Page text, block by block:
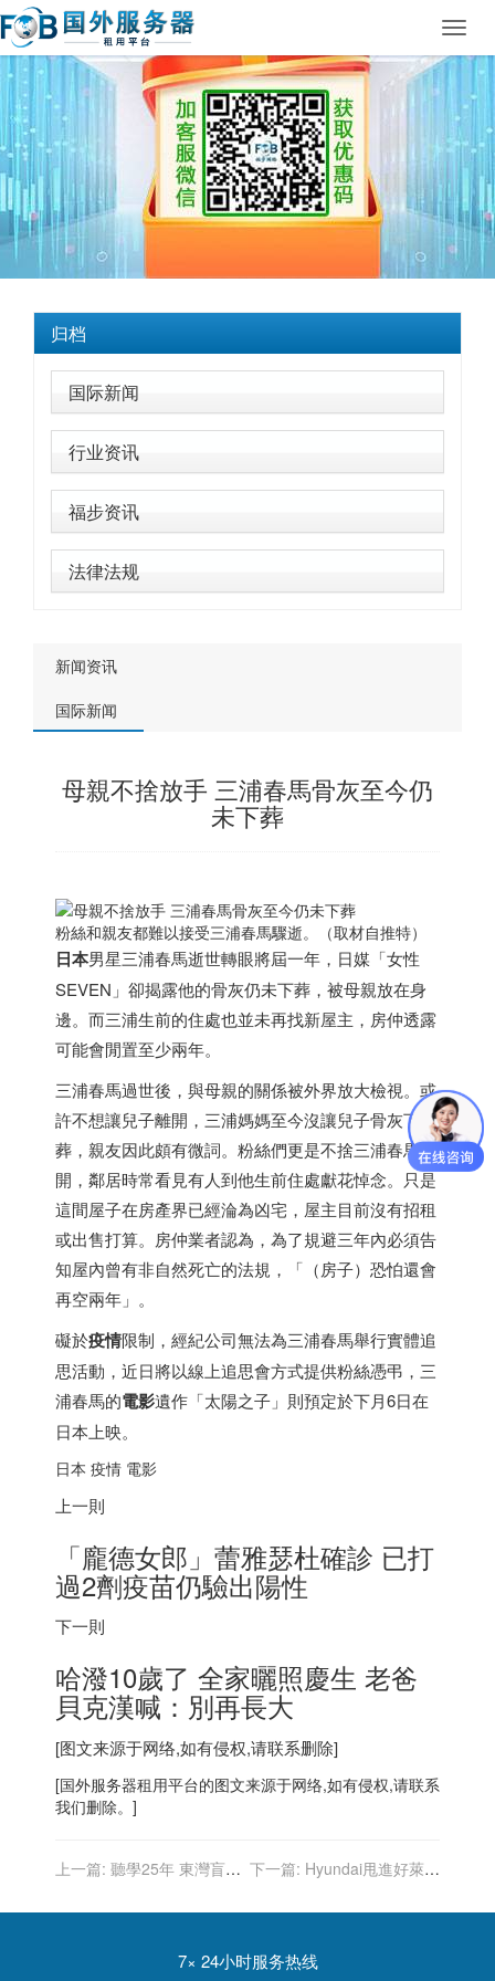
归档
国际新闻
行业资讯
福步资讯
法律法规
新闻资讯
国际新闻
母親不捨放手 三浦春馬骨灰至今仍
未下葬
粉絲和親友都難以接受三浦春馬驟逝。（取材自推特）
日本男星三浦春馬逝世轉眼將屆一年，日媒「女性
SEVEN」卻揭露他的骨灰仍未下葬，被母親放在身
邊。而三浦生前的住處也並未再找新屋主，房仲透露
可能會閒置至少兩年。
三浦春馬過世後，與母親的關係被外界放大檢視。或
許不想讓兒子離開，三浦媽媽至今沒讓兒子骨灰下
葬，親友因此頗有微詞。粉絲們更是不捨三浦春馬離
開，鄰居時常看見有人到他生前住處獻花悼念。只是
這間屋子在房產界已經淪為凶宅，屋主目前沒有招租
或出售打算。房仲業者認為，為了規避三年內必須告
知屋內曾有非自然死亡的法規，「（房子）恐怕還會
再空兩年」。
礙於疫情限制，經紀公司無法為三浦春馬舉行實體追
思活動，近日將以線上追思會方式提供粉絲憑弔，三
浦春馬的電影遺作「太陽之子」則預定於下月6日在
日本上映。
日本 疫情 電影
上一則
「龐德女郎」蕾雅瑟杜確診 已打
過2劑疫苗仍驗出陽性
下一則
哈潑10歲了 全家曬照慶生 老爸
貝克漢喊：別再長大
[图文来源于网络,如有侵权,请联系删除]
[国外服务器租用平台的图文来源于网络,如有侵权,请联系
我们删除。]
上一篇: 聽學25年 東灣盲人
人
下一篇: Hyundai甩進好萊塢
部隊」
7× 24小时服务热线